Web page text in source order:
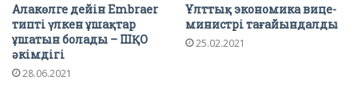
Алакөлге дейін Embraer
типті үлкен ұшақтар
ұшатын болады – ШҚО
әкімдігі
28.06.2021
Ұлттық экономика вице-
министрі тағайындалды
25.02.2021